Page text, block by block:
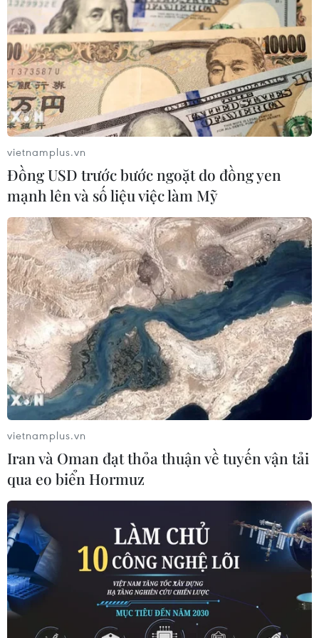
Đêm trắng không ngủ để những ‘cánh
chim sắt’ vượt bão giông
27/11/2018 03:41
Những cơn mưa như trút táp mạnh vào ô cửa kính máy
bay, gió giật ào ào làm máy bay chao đảo, nhiều hành
khách nín thở và bật khóc trong đêm 25, rạng sáng
26/11 khi cơn bảo số 9 đổ bộ.
Vietnam Airlines nhận 2 giải thưởng uy tín
tại World Travel Awards
vietnamplus.vn
Đồng USD trước bước ngoặt do đồng yen
mạnh lên và số liệu việc làm Mỹ
vietnamplus.vn
Iran và Oman đạt thỏa thuận về tuyến vận tải
qua eo biển Hormuz